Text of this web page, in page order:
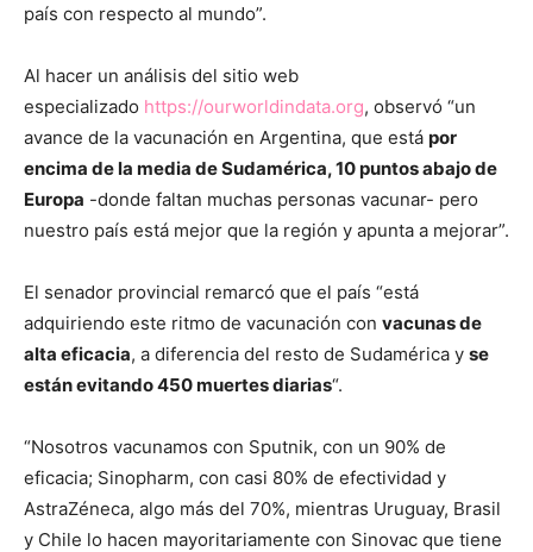
país con respecto al mundo”.
Al hacer un análisis del sitio web
especializado https://ourworldindata.org, observó “un
avance de la vacunación en Argentina, que está por
encima de la media de Sudamérica, 10 puntos abajo de
Europa -donde faltan muchas personas vacunar- pero
nuestro país está mejor que la región y apunta a mejorar”.
El senador provincial remarcó que el país “está
adquiriendo este ritmo de vacunación con vacunas de
alta eficacia, a diferencia del resto de Sudamérica y se
están evitando 450 muertes diarias“.
“Nosotros vacunamos con Sputnik, con un 90% de
eficacia; Sinopharm, con casi 80% de efectividad y
AstraZéneca, algo más del 70%, mientras Uruguay, Brasil
y Chile lo hacen mayoritariamente con Sinovac que tiene